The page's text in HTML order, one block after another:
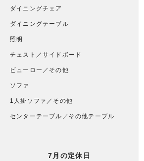
ダイニングチェア
ダイニングテーブル
照明
チェスト／サイドボード
ビューロー／その他
ソファ
1人掛ソファ／その他
センターテーブル／その他テーブル
7月の定休日